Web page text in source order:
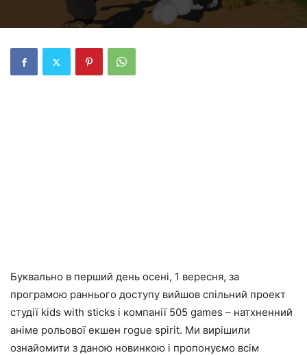
Буквально в перший день осені, 1 вересня, за
програмою раннього доступу вийшов спільний проект
студії kids with sticks і компанії 505 games – натхненний
аніме рольової екшен rogue spirit. Ми вирішили
ознайомити з даною новинкою і пропонуємо всім